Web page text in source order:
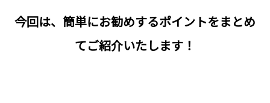
今回は、簡単にお勧めするポイントをまとめ
てご紹介いたします！